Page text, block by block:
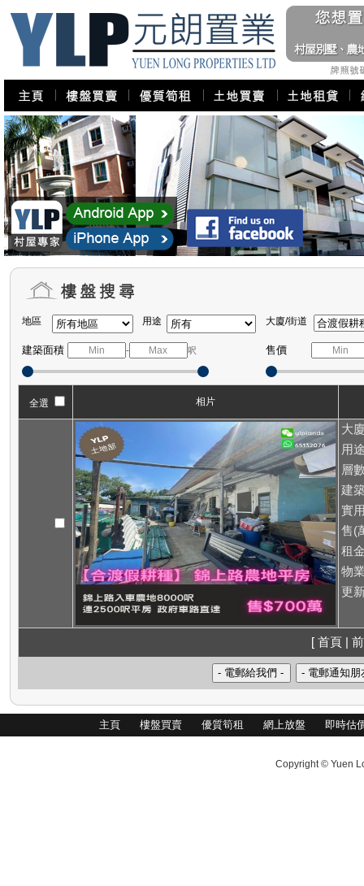
地區 用途 大廈/街道
建築面積 - 呎 售價
全選 相片
大
用
層
建
實
售(
租
物
更
[ 首頁 |
主頁 樓盤買賣 優質筍租 網上放盤 即時估
Copyright © Yuen